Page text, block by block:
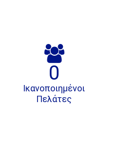

0
Ικανοποιημένοι
Πελάτες